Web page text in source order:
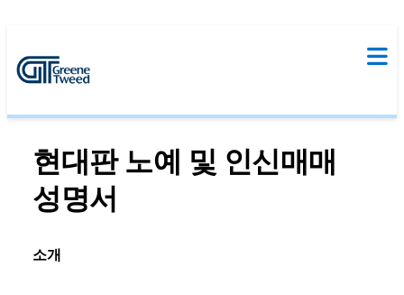
현대판 노예 및 인신매매
성명서
소개